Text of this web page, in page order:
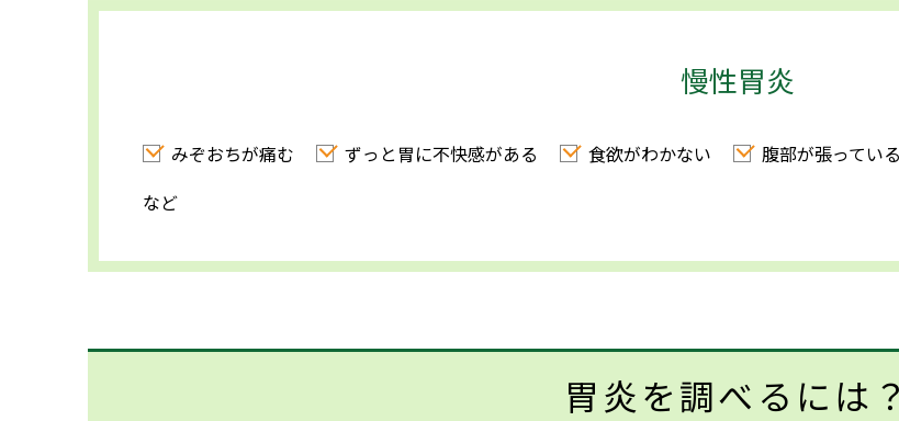
慢性胃炎
みぞおちが痛む ずっと胃に不快感がある 食欲がわかない
腹部が張っている
など
胃炎を調べるには？